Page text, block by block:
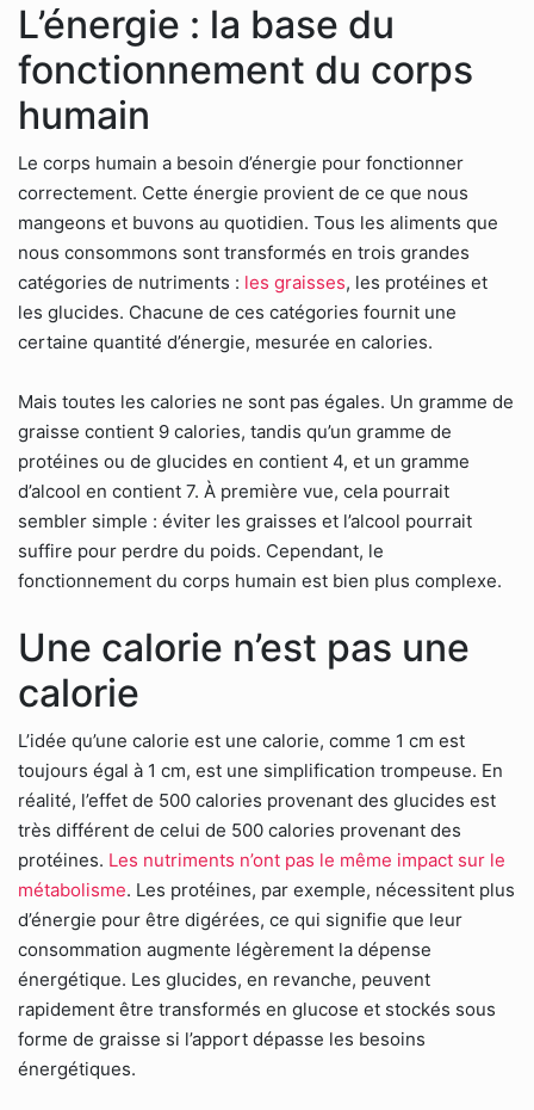
L’énergie : la base du
fonctionnement du corps
humain
Le corps humain a besoin d’énergie pour fonctionner
correctement. Cette énergie provient de ce que nous
mangeons et buvons au quotidien. Tous les aliments que
nous consommons sont transformés en trois grandes
catégories de nutriments : les graisses, les protéines et
les glucides. Chacune de ces catégories fournit une
certaine quantité d’énergie, mesurée en calories.
Mais toutes les calories ne sont pas égales. Un gramme de
graisse contient 9 calories, tandis qu’un gramme de
protéines ou de glucides en contient 4, et un gramme
d’alcool en contient 7. À première vue, cela pourrait
sembler simple : éviter les graisses et l’alcool pourrait
suffire pour perdre du poids. Cependant, le
fonctionnement du corps humain est bien plus complexe.
Une calorie n’est pas une
calorie
L’idée qu’une calorie est une calorie, comme 1 cm est
toujours égal à 1 cm, est une simplification trompeuse. En
réalité, l’effet de 500 calories provenant des glucides est
très différent de celui de 500 calories provenant des
protéines. Les nutriments n’ont pas le même impact sur le
métabolisme. Les protéines, par exemple, nécessitent plus
d’énergie pour être digérées, ce qui signifie que leur
consommation augmente légèrement la dépense
énergétique. Les glucides, en revanche, peuvent
rapidement être transformés en glucose et stockés sous
forme de graisse si l’apport dépasse les besoins
énergétiques.